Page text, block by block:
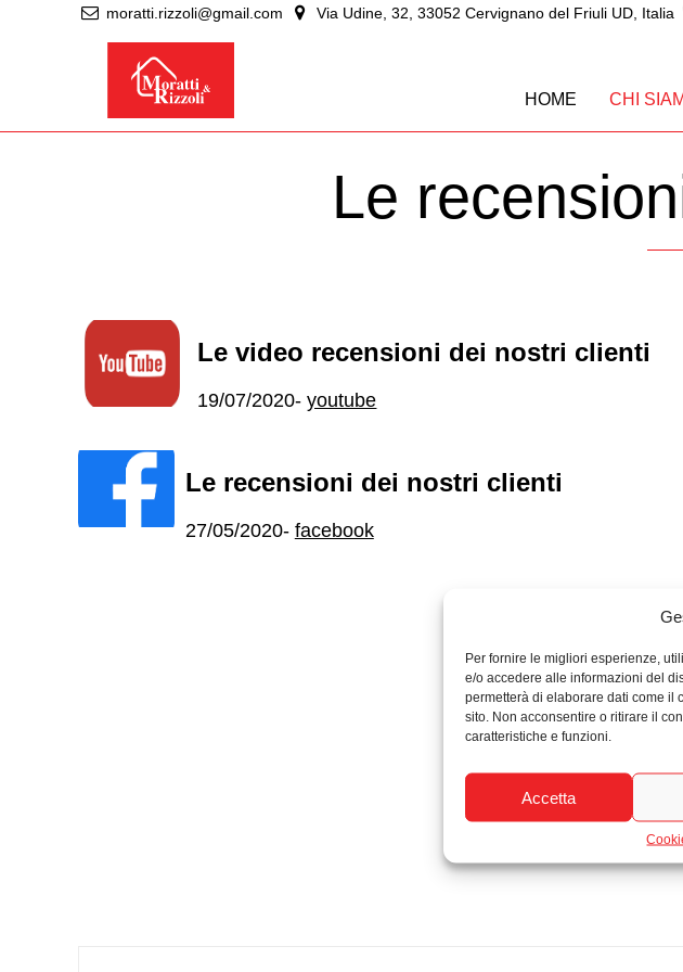
Per fornire le migliori esperienze,
e/o accedere alle informazioni del
permetterà di elaborare dati come il
sito. Non acconsentire o ritirare il
caratteristiche e funzioni.
Accetta
moratti.rizzoli@gmail.com Via Udine, 32, 33052 Cervignano del Friuli UD, Italia
HOME CHI
Le
Le video recensioni dei nostri clienti
19/07/2020-youtube
Le recensioni dei nostri clienti
27/05/2020- facebook